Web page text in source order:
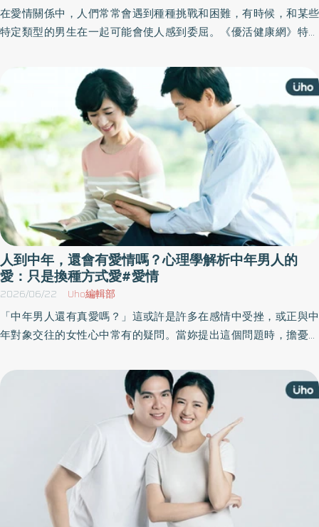
在愛情關係中，人們常常會遇到種種挑戰和困難，有時候，和某些
特定類型的男生在一起可能會使人感到委屈。《優活健康網》特摘
經營感情時，更重要的是建立平等、尊重與相互理解的關係。
人到中年，還會有愛情嗎？心理學解析中年男人的
愛：只是換種方式愛#愛情
2026/06/22 Uho編輯部
「中年男人還有真愛嗎？」這或許是許多在感情中受挫，或正與中
年對象交往的女性心中常有的疑問。當妳提出這個問題時，擔憂的
產生強烈的偏愛，甚至願意為了純粹的關係放下精明的算計。《優
活健康網》特摘此篇從心理學解析中年男人的愛。